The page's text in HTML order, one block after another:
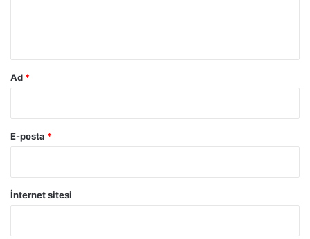
Ad *
E-posta *
İnternet sitesi